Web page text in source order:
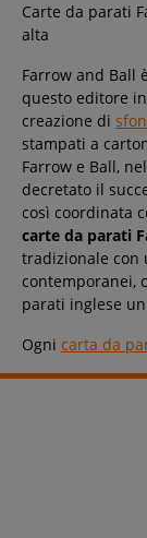
Carte da parati
alta
Farrow and Ball
questo editore
creazione di
stampati a
Farrow e Ball,
decretato il
così coordinata
carte da parati
tradizionale con
contemporanei,
parati inglese
Ogni carta da